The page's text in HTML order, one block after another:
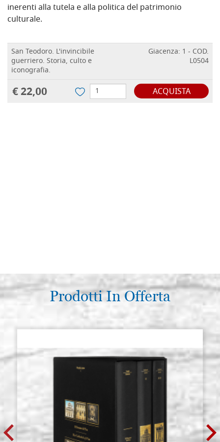
inerenti alla tutela e alla politica del patrimonio
culturale.
San Teodoro. L'invincibile
guerriero. Storia, culto e
iconografia.
Giacenza: 1 - COD.
L0504
€ 22,00 ACQUISTA
Prodotti In Offerta